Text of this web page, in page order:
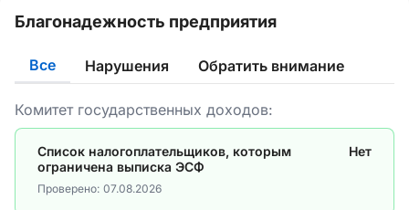
Благонадежность предприятия
Все Нарушения Обратить внимание
Комитет государственных доходов:
Список налогоплательщиков, которым
ограничена выписка ЭСФ
Нет
Проверено: 07.08.2026